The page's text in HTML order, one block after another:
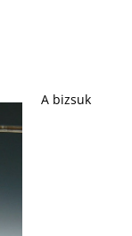
A bizsuk